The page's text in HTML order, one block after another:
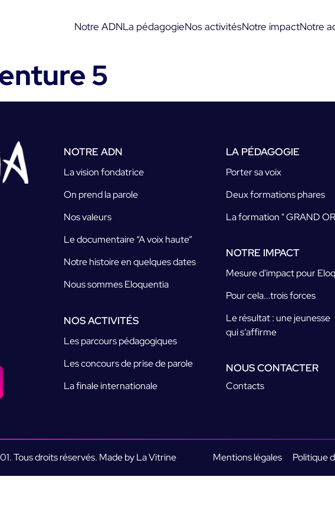
Notre ADNLa pédagogieNos activitésNotre impactNotre
5
NOTRE ADN
La vision fondatrice
On prend la parole
Nos valeurs
Le documentaire “A voix haute”
Notre histoire en quelques dates
Nous sommes Eloquentia
NOS ACTIVITÉS
Les parcours pédagogiques
Les concours de prise de parole
La finale internationale
LA PÉDAGOGIE
Porter sa voix
Deux formations phares
La formation " GRAND
NOTRE IMPACT
Mesure d'impact pour
Pour cela...trois forces
Le résultat : une jeunesse
qui s’affirme
NOUS CONTACTER
Contacts
Tous droits réservés. Made by La Vitrine Mentions légales Politique